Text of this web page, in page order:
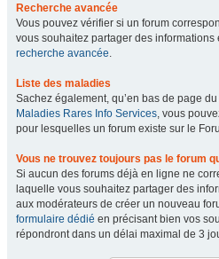
Recherche avancée
Vous pouvez vérifier si un forum
vous souhaitez partager des informations
recherche avancée.
Liste des maladies
Sachez également, qu’en bas de page du
Maladies Rares Info Services, vous
pour lesquelles un forum existe sur le
Vous ne trouvez toujours pas le forum
Si aucun des forums déjà en ligne ne
laquelle vous souhaitez partager des
aux modérateurs de créer un nouveau
formulaire dédié en précisant bien vos
répondront dans un délai maximal de 3